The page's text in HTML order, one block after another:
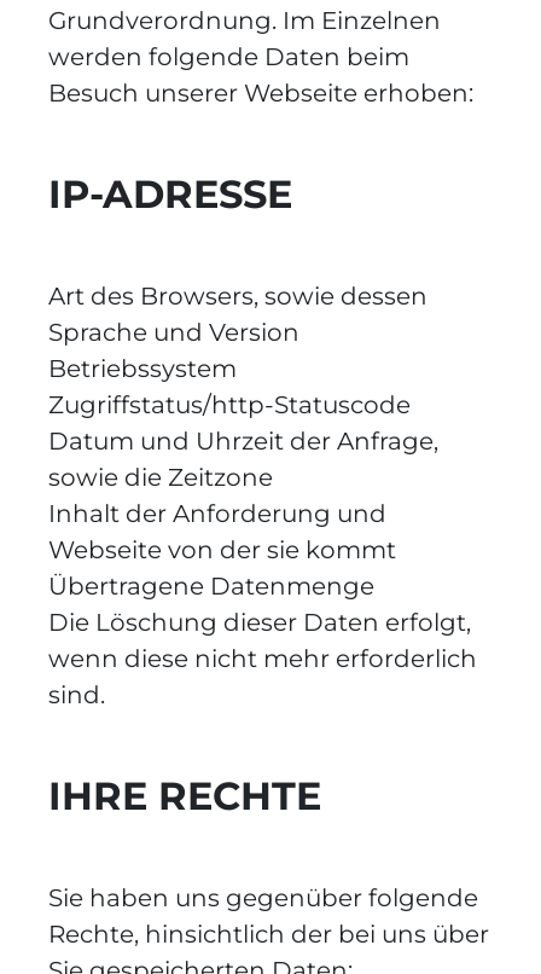
Grundverordnung. Im Einzelnen
werden folgende Daten beim
Besuch unserer Webseite erhoben:
IP-ADRESSE
Art des Browsers, sowie dessen
Sprache und Version
Betriebssystem
Zugriffstatus/http-Statuscode
Datum und Uhrzeit der Anfrage,
sowie die Zeitzone
Inhalt der Anforderung und
Webseite von der sie kommt
Übertragene Datenmenge
Die Löschung dieser Daten erfolgt,
wenn diese nicht mehr erforderlich
sind.
IHRE RECHTE
Sie haben uns gegenüber folgende
Rechte, hinsichtlich der bei uns über